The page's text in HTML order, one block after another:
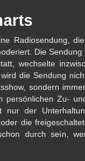
Radiosendung,
Die Sendung
wechselte
die Sendung
sondern
persönlichen Zu-
nur der
die
durch sein,